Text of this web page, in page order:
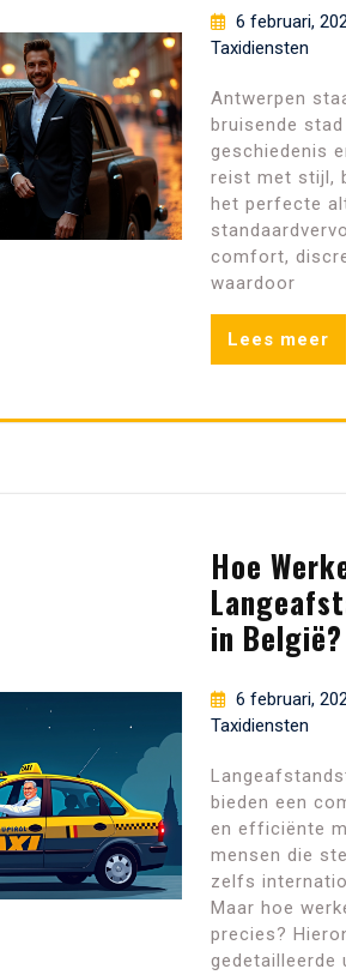
6 februari,
Taxidiensten
Antwerpen
bruisende
geschiedenis
reist met stijl,
het perfecte
comfort,
waardoor
Lees meer
Hoe
in België?
6 februari,
Taxidiensten
bieden een
en efficiënte
mensen die
zelfs
Maar hoe
precies?
gedetailleerde